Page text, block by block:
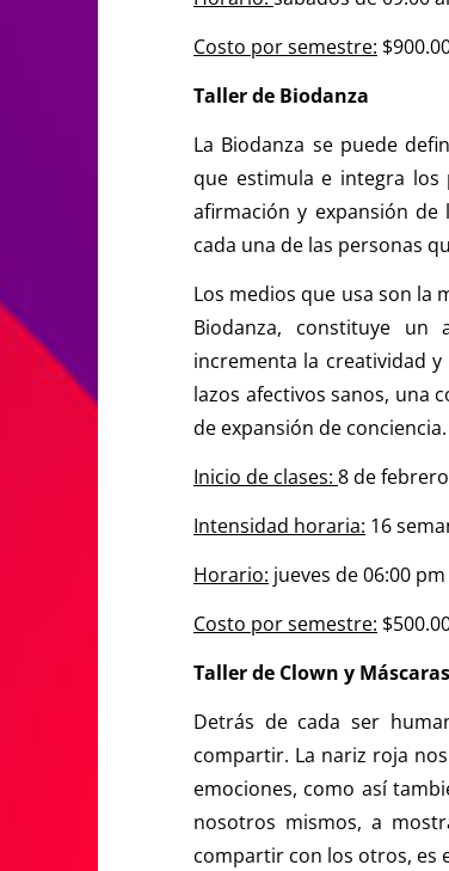
Costo por semestre:
Taller de Biodanza
La Biodanza se puede
que estimula e integra los
afirmación y expansión
cada una de las personas
Los medios que usa son la
Biodanza, constituye un
incrementa la creatividad
lazos afectivos sanos, una
de expansión de conciencia.
Inicio de clases: 8 de
Intensidad horaria: 16
Horario: jueves de 06:00
Costo por semestre:
Taller de Clown y Máscaras
Detrás de cada ser
compartir. La nariz roja
emociones, como así
nosotros mismos, a
compartir con los otros, es